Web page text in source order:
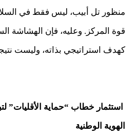
منظور تل أبيب، ليس فقط في
قوة المركز. وعليه، فإن الهشاشة
كهدف استراتيجي بذاته، وليست
استثمار خطاب “حماية الأقليات”
الهوية الوطنية